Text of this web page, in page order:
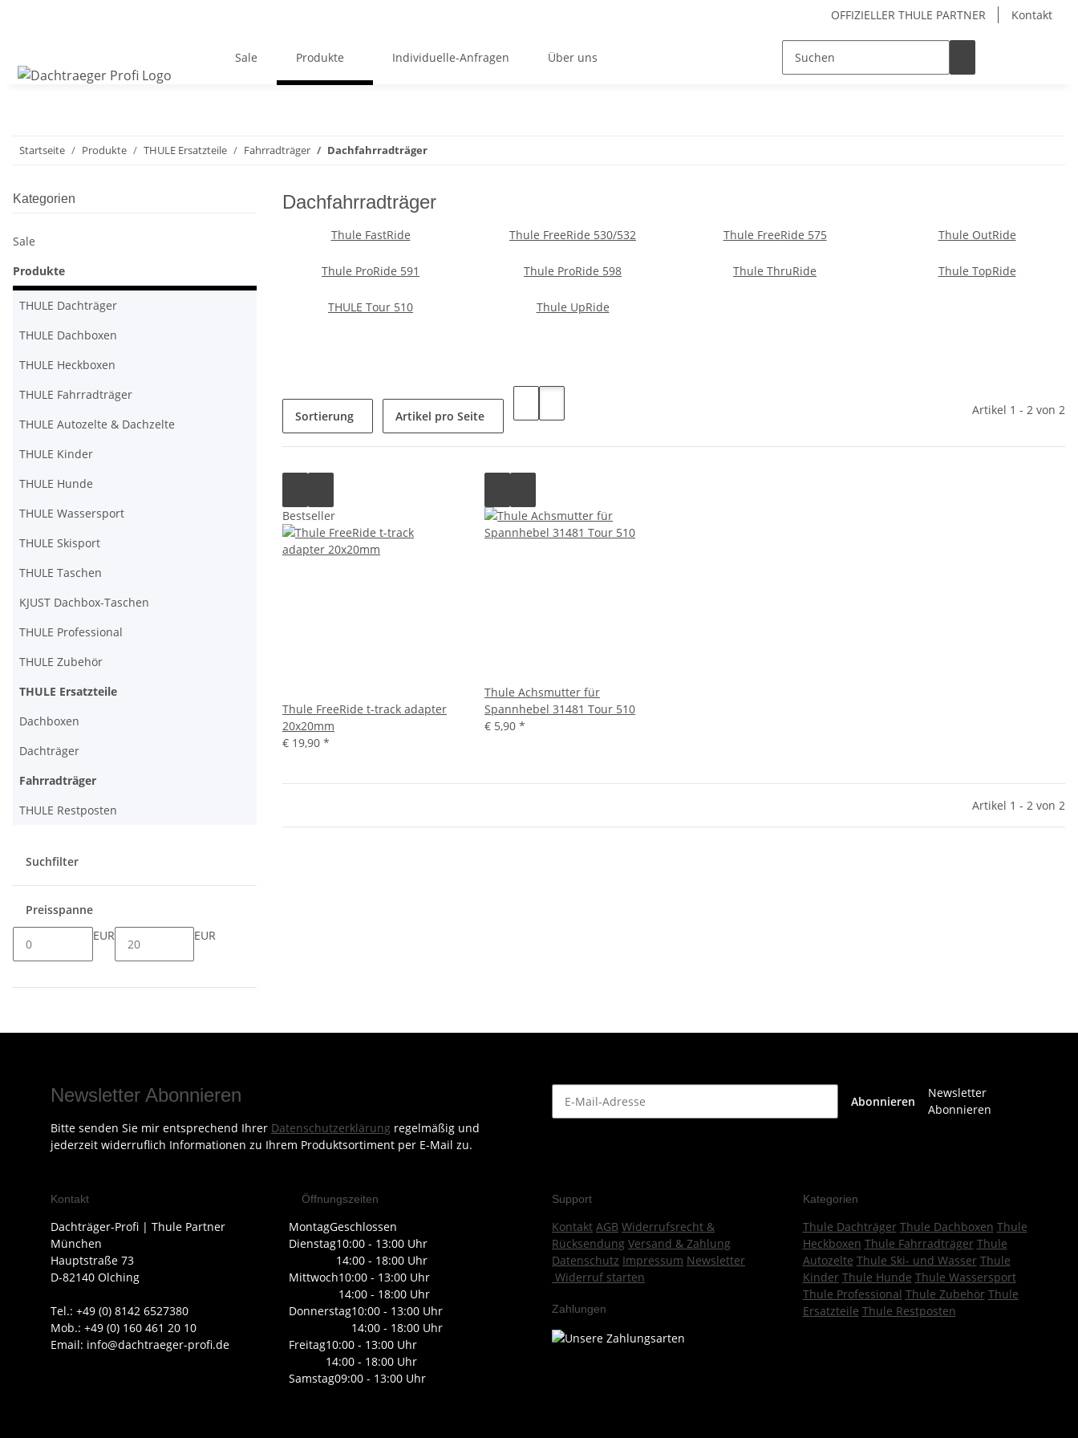
OFFIZIELLER THULE PARTNER Kontakt
Sale Produkte Individuelle-Anfragen Über uns
Startseite Produkte THULE Ersatzteile Fahrradträger Dachfahrradträger
Dachfahrradträger
Thule FastRide Thule FreeRide 530/532 Thule FreeRide 575 Thule OutRide
Thule ProRide 591 Thule ProRide 598 Thule ThruRide Thule TopRide
THULE Tour 510 Thule UpRide
Sortierung Artikel pro Seite Artikel 1 - 2 von 2
Bestseller
Thule FreeRide t-track adapter
20x20mm
€ 19,90 *
Thule Achsmutter für
Spannhebel 31481 Tour 510
€ 5,90 *
Artikel 1 - 2 von 2
Kategorien
Sale
Produkte
THULE Dachträger
THULE Dachboxen
THULE Heckboxen
THULE Fahrradträger
THULE Autozelte & Dachzelte
THULE Kinder
THULE Hunde
THULE Wassersport
THULE Skisport
THULE Taschen
KJUST Dachbox-Taschen
THULE Professional
THULE Zubehör
THULE Ersatzteile
Dachboxen
Dachträger
Fahrradträger
THULE Restposten
Suchfilter
Preisspanne
EUR
EUR
Newsletter Abonnieren
Bitte senden Sie mir entsprechend Ihrer Datenschutzerklärung regelmäßig und
jederzeit widerruflich Informationen zu Ihrem Produktsortiment per E-Mail zu.
Abonnieren
Newsletter
Abonnieren
Kontakt
Dachträger-Profi | Thule Partner
München
Hauptstraße 73
D-82140 Olching
Tel.: +49 (0) 8142 6527380
Mob.: +49 (0) 160 461 20 10
Email: info@dachtraeger-profi.de
Öffnungszeiten
MontagGeschlossen
Dienstag10:00 - 13:00 Uhr
14:00 - 18:00 Uhr
Mittwoch10:00 - 13:00 Uhr
14:00 - 18:00 Uhr
Donnerstag10:00 - 13:00 Uhr
14:00 - 18:00 Uhr
Freitag10:00 - 13:00 Uhr
14:00 - 18:00 Uhr
Samstag09:00 - 13:00 Uhr
Support
Kontakt AGB Widerrufsrecht &
Rücksendung Versand & Zahlung
Datenschutz Impressum Newsletter
Widerruf starten
Zahlungen
Kategorien
Thule Dachträger Thule Dachboxen Thule
Heckboxen Thule Fahrradträger Thule
Autozelte Thule Ski- und Wasser Thule
Kinder Thule Hunde Thule Wassersport
Thule Professional Thule Zubehör Thule
Ersatzteile Thule Restposten